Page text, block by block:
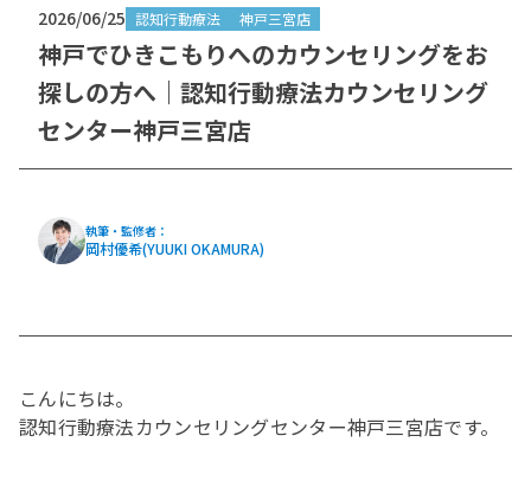
2026/06/25 認知行動療法 神戸三宮店
神戸でひきこもりへのカウンセリングをお
探しの方へ｜認知行動療法カウンセリング
センター神戸三宮店
執筆・監修者：
岡村優希(YUUKI OKAMURA)
こんにちは。
認知行動療法カウンセリングセンター神戸三宮店です。